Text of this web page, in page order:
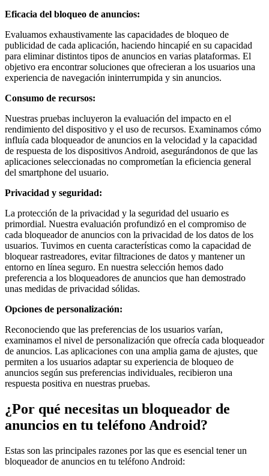
Eficacia del bloqueo de anuncios:
Evaluamos exhaustivamente las capacidades de bloqueo de
publicidad de cada aplicación, haciendo hincapié en su capacidad
para eliminar distintos tipos de anuncios en varias plataformas. El
objetivo era encontrar soluciones que ofrecieran a los usuarios una
experiencia de navegación ininterrumpida y sin anuncios.
Consumo de recursos:
Nuestras pruebas incluyeron la evaluación del impacto en el
rendimiento del dispositivo y el uso de recursos. Examinamos cómo
influía cada bloqueador de anuncios en la velocidad y la capacidad
de respuesta de los dispositivos Android, asegurándonos de que las
aplicaciones seleccionadas no comprometían la eficiencia general
del smartphone del usuario.
Privacidad y seguridad:
La protección de la privacidad y la seguridad del usuario es
primordial. Nuestra evaluación profundizó en el compromiso de
cada bloqueador de anuncios con la privacidad de los datos de los
usuarios. Tuvimos en cuenta características como la capacidad de
bloquear rastreadores, evitar filtraciones de datos y mantener un
entorno en línea seguro. En nuestra selección hemos dado
preferencia a los bloqueadores de anuncios que han demostrado
unas medidas de privacidad sólidas.
Opciones de personalización:
Reconociendo que las preferencias de los usuarios varían,
examinamos el nivel de personalización que ofrecía cada bloqueador
de anuncios. Las aplicaciones con una amplia gama de ajustes, que
permiten a los usuarios adaptar su experiencia de bloqueo de
anuncios según sus preferencias individuales, recibieron una
respuesta positiva en nuestras pruebas.
¿Por qué necesitas un bloqueador de
anuncios en tu teléfono Android?
Estas son las principales razones por las que es esencial tener un
bloqueador de anuncios en tu teléfono Android: